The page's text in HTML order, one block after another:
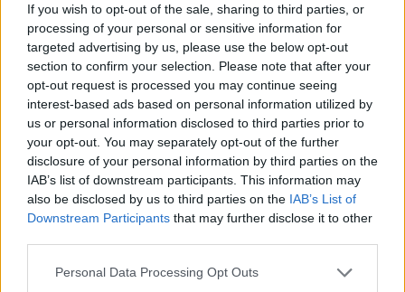
If you wish to opt-out of the sale, sharing to third parties, or
processing of your personal or sensitive information for
targeted advertising by us, please use the below opt-out
section to confirm your selection. Please note that after your
opt-out request is processed you may continue seeing
interest-based ads based on personal information utilized by
us or personal information disclosed to third parties prior to
your opt-out. You may separately opt-out of the further
disclosure of your personal information by third parties on the
IAB’s list of downstream participants. This information may
also be disclosed by us to third parties on the IAB’s List of
Downstream Participants that may further disclose it to other
Personal Data Processing Opt Outs
bohaterami znanymi z epoki romantyzmu.
Jest wrażliwy, skonfliktowany ze światem i
odznacza się – często naiwnym – idealizmem.
Wszystko to sprawia, że ma on więcej
wspólnego z romantykami niż z
modernistami i można powiedzieć, że jest
wykreowany na wzór takich bohaterów jak
Konrad czy Kordian.
Sprawdź także: